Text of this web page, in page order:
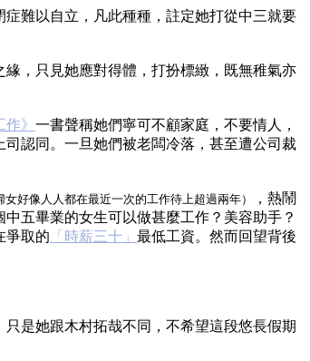
難以自立，凡此種種，註定她打從中三就要
，只見她應對得體，打扮標緻，既無稚氣亦
》 一書聲稱她們寧可不顧家庭，不要情人，
認同。一旦她們被老闆冷落，甚至遭公司裁
女好像人人都在最近一次的工作待上超過兩年）
，熱鬧
五畢業的女生可以做甚麼工作？美容助手？
爭取的 「時薪三十」 最低工資。然而回望背後
只是她跟木村拓哉不同，不希望這段悠長假期